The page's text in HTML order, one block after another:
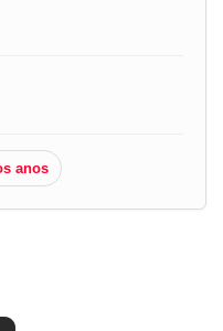
anos